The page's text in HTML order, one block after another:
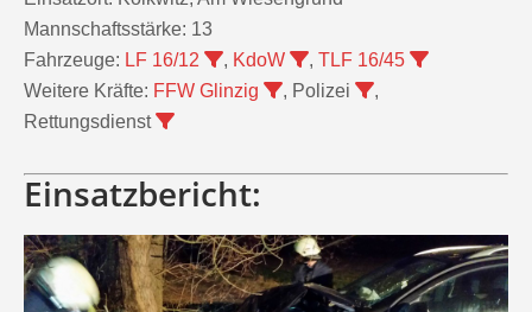
Mannschaftsstärke: 13
Fahrzeuge: LF 16/12 , KdoW , TLF 16/45
Weitere Kräfte: FFW Glinzig , Polizei
,
Rettungsdienst
Einsatzbericht: